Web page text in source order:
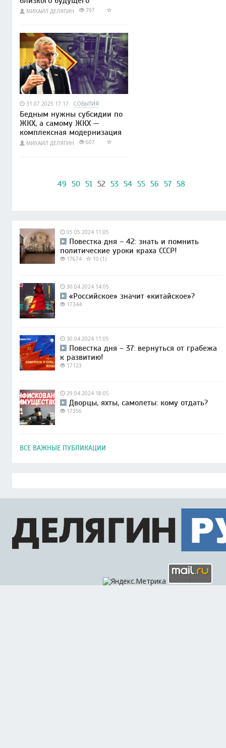
МИХАИЛ ДЕЛЯГИН 797
31.07.2025 17:17 СОБЫТИЯ
Бедным нужны субсидии по
ЖКХ, а самому ЖКХ —
комплексная модернизация
МИХАИЛ ДЕЛЯГИН 607
49 50 51 52 53 54 55 56 57 58
05.05.2024 11:05
Повестка дня – 42: знать и помнить
политические уроки краха СССР!
17674 10 (1)
30.04.2024 14:05
«Российское» значит «китайское»?
17344
30.04.2024 11:05
Повестка дня – 37: вернуться от грабежа
к развитию!
17123
29.04.2024 18:05
Дворцы, яхты, самолеты: кому отдать?
17356
ВСЕ ВАЖНЫЕ ПУБЛИКАЦИИ